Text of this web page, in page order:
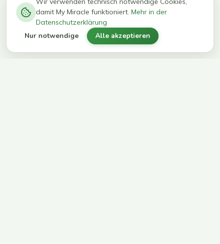
kg in 12
Wochen
erreichen
ihr Ziel
damit My Miracle funktioniert. Mehr in der
Datenschutzerklärung
Nur notwendige Alle akzeptieren